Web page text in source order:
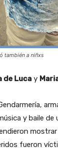
también a niñxs
de Luca y
y baile de
fueron